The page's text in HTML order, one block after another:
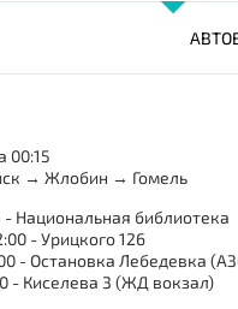
00:15
→ Жлобин → Гомель
- Национальная библиотека
- Урицкого 126
- Остановка Лебедевка
- Киселева 3 (ЖД вокзал)